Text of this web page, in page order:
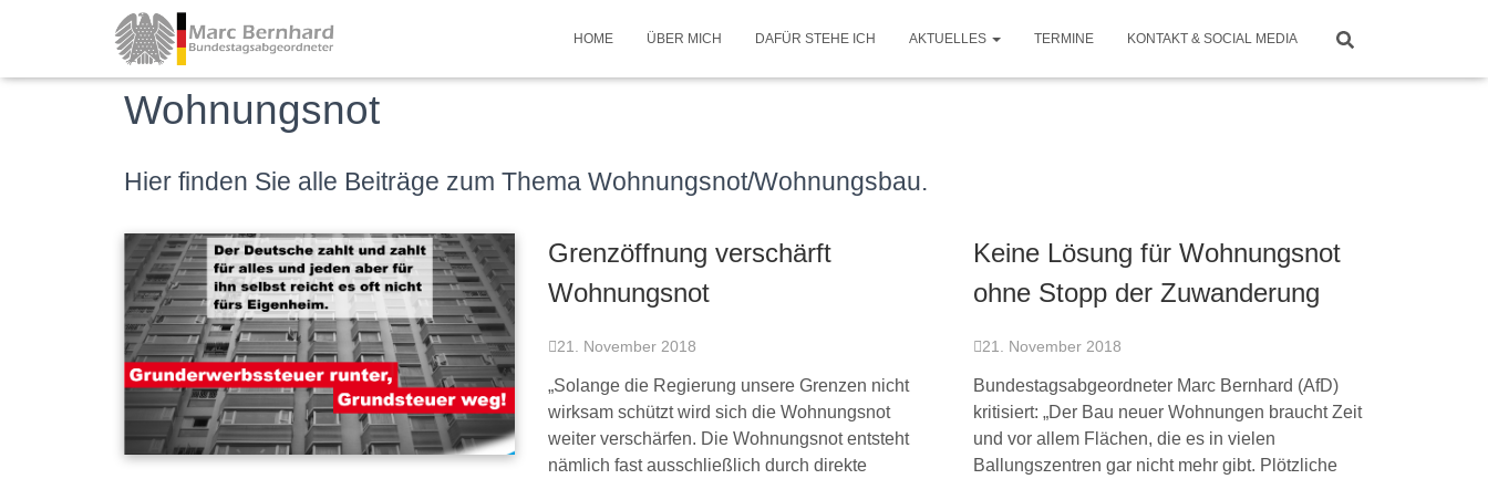
HOME ÜBER MICH DAFÜR STEHE ICH AKTUELLES TERMINE KONTAKT & SOCIAL MEDIA
Wohnungsnot
Hier finden Sie alle Beiträge zum Thema Wohnungsnot/Wohnungsbau.
Grenzöffnung verschärft
Wohnungsnot
21. November 2018
„Solange die Regierung unsere Grenzen nicht
wirksam schützt wird sich die Wohnungsnot
weiter verschärfen. Die Wohnungsnot entsteht
nämlich fast ausschließlich durch direkte
Keine Lösung für Wohnungsnot
ohne Stopp der Zuwanderung
21. November 2018
Bundestagsabgeordneter Marc Bernhard (AfD)
kritisiert: „Der Bau neuer Wohnungen braucht Zeit
und vor allem Flächen, die es in vielen
Ballungszentren gar nicht mehr gibt. Plötzliche